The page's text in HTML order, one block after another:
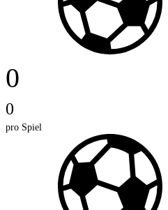
0
0
pro Spiel